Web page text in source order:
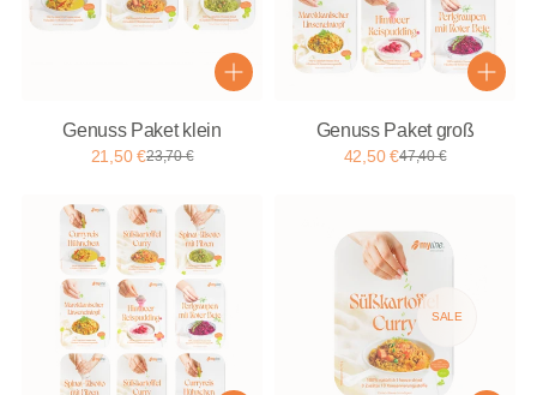
Genuss Paket klein
21,50 €23,70 €
Genuss Paket groß
42,50 €47,40 €
SALE